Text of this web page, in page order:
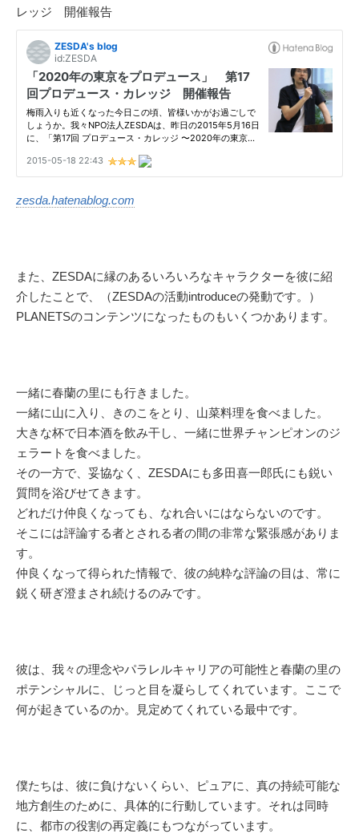
レッジ 開催報告
zesda.hatenablog.com
また、ZESDAに縁のあるいろいろなキャラクターを彼に紹
介したことで、（ZESDAの活動introduceの発動です。）
PLANETSのコンテンツになったものもいくつかあります。
一緒に春蘭の里にも行きました。
一緒に山に入り、きのこをとり、山菜料理を食べました。
大きな杯で日本酒を飲み干し、一緒に世界チャンピオンのジ
ェラートを食べました。
その一方で、妥協なく、ZESDAにも多田喜一郎氏にも鋭い
質問を浴びせてきます。
どれだけ仲良くなっても、なれ合いにはならないのです。
そこには評論する者とされる者の間の非常な緊張感がありま
す。
仲良くなって得られた情報で、彼の純粋な評論の目は、常に
鋭く研ぎ澄まされ続けるのみです。
彼は、我々の理念やパラレルキャリアの可能性と春蘭の里の
ポテンシャルに、じっと目を凝らしてくれています。ここで
何が起きているのか。見定めてくれている最中です。
僕たちは、彼に負けないくらい、ピュアに、真の持続可能な
地方創生のために、具体的に行動しています。それは同時
に、都市の役割の再定義にもつながっています。